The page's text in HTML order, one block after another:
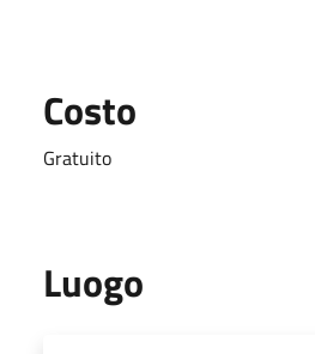
Costo
Gratuito
Luogo